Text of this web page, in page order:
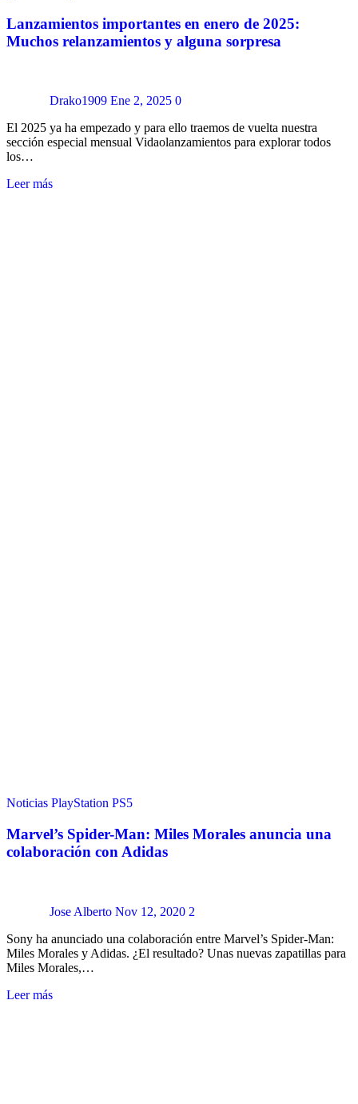
Lanzamientos importantes en enero de 2025:
Muchos relanzamientos y alguna sorpresa
Drako1909 Ene 2, 2025 0
El 2025 ya ha empezado y para ello traemos de vuelta nuestra
sección especial mensual Vidaolanzamientos para explorar todos
los…
Leer más
Noticias PlayStation PS5
Marvel’s Spider-Man: Miles Morales anuncia una
colaboración con Adidas
Jose Alberto Nov 12, 2020 2
Sony ha anunciado una colaboración entre Marvel’s Spider-Man:
Miles Morales y Adidas. ¿El resultado? Unas nuevas zapatillas para
Miles Morales,…
Leer más